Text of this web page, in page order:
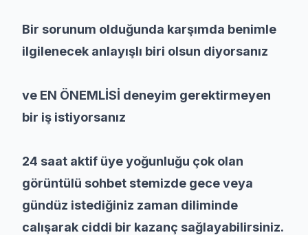
Bir sorunum olduğunda karşımda benimle
ilgilenecek anlayışlı biri olsun diyorsanız
ve EN ÖNEMLİSİ deneyim gerektirmeyen
bir iş istiyorsanız
24 saat aktif üye yoğunluğu çok olan
görüntülü sohbet stemizde gece veya
gündüz istediğiniz zaman diliminde
calışarak ciddi bir kazanç sağlayabilirsiniz.